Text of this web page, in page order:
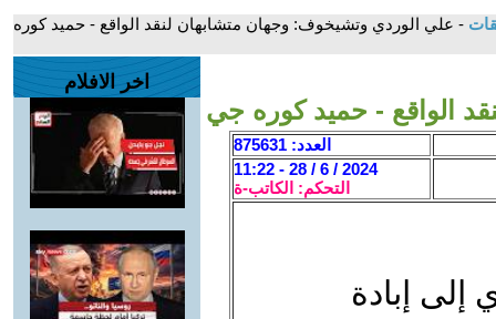
- علي الوردي وتشيخوف: وجهان متشابهان لنقد الواقع - حميد كوره
الواقع - حميد كوره جي
العدد: 875631
2024 / 6 / 28 - 11:22
التحكم: الكاتب-ة
إبادة
اخر الافلام